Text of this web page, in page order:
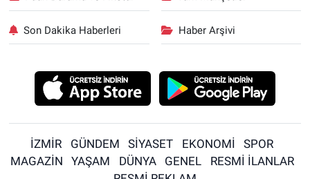
Son Dakika Haberleri Haber Arşivi
İZMİR GÜNDEM SİYASET EKONOMİ
SPOR
MAGAZİN
YAŞAM DÜNYA GENEL
RESMİ İLANLAR